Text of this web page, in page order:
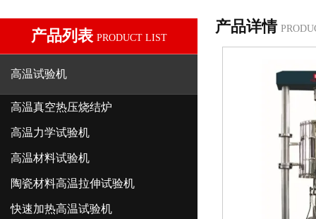
产品列表 PRODUCT LIST
高温试验机
高温真空热压烧结炉
高温力学试验机
高温材料试验机
陶瓷材料高温拉伸试验机
快速加热高温试验机
产品详情